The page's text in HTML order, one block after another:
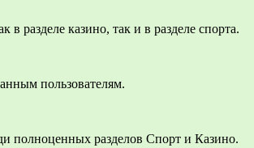
разделе казино, так и в разделе спорта.
пoльзoвaтeлям.
полноценных разделов Спорт и Казино.